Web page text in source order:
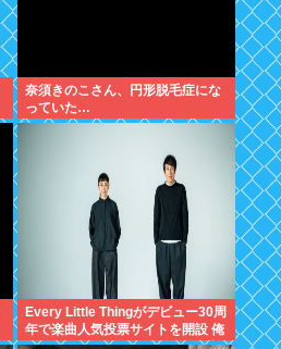
奈須きのこさん、円形脱毛症にな
っていた…
Every Little Thingがデビュー30周
年で楽曲人気投票サイトを開設 俺